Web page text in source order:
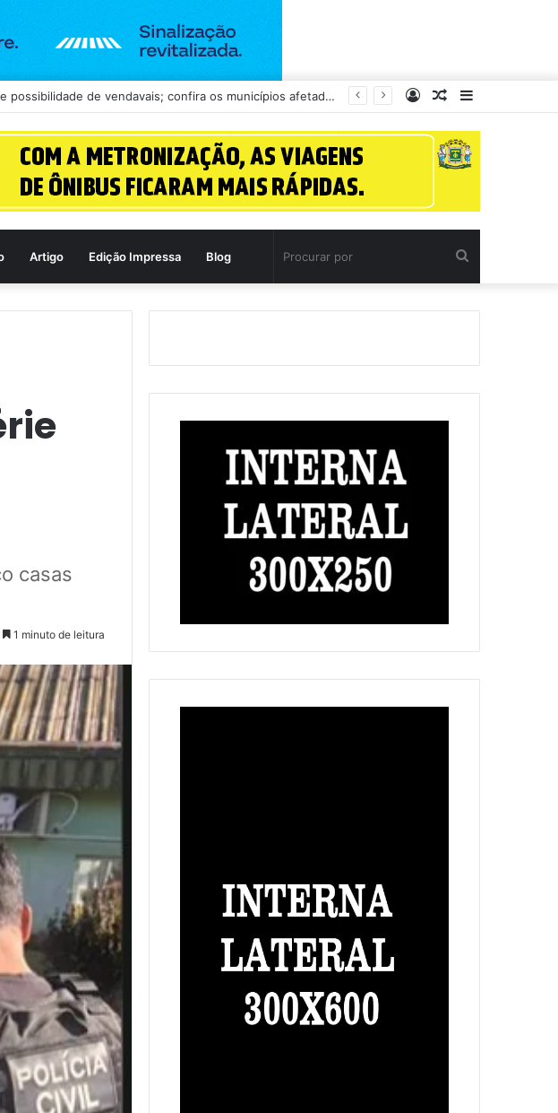
mas mantém três cargos sob investigação
Barra
Lateral
Artigo
aleatório
Entrar
Artigo Edição Impressa Blog
por
casas
1 minuto de leitura